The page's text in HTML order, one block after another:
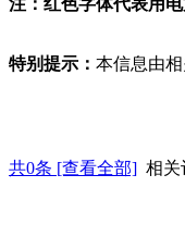
特别提示： 本信息由
共0条 [查看全部] 相关